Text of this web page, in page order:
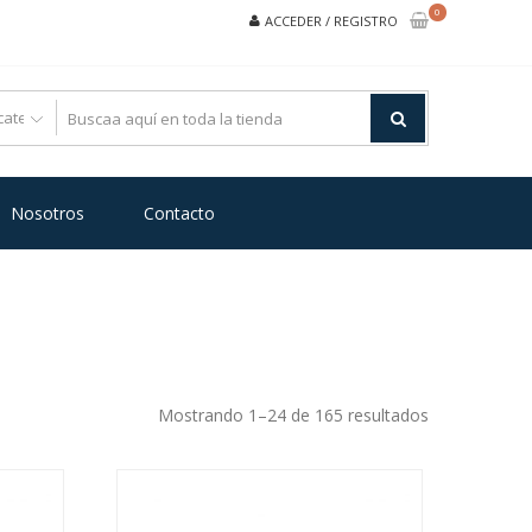
ACCEDER / REGISTRO
0
Nosotros Contacto
Mostrando 1–24 de 165 resultados